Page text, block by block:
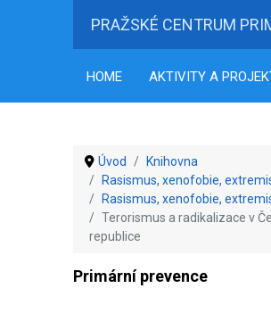
PRAŽSKÉ CENTRUM
HOME AKTIVITY A
Úvod
Knihovna
Rasismus, xenofobie,
Rasismus, xenofobie,
Terorismus a radikalizace v
republice
Primární prevence